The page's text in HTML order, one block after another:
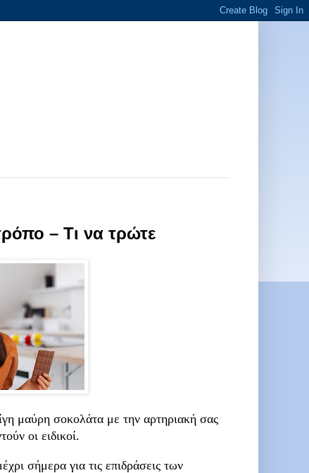
– Τι να τρώτε
μαύρη σοκολάτα με την αρτηριακή σας
οι ειδικοί.
σήμερα για τις επιδράσεις των